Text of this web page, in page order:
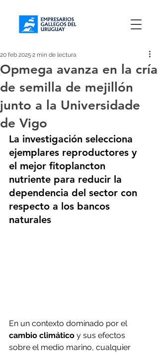
Opmega avanza en la cría
de semilla de mejillón
junto a la Universidade
de Vigo
20 feb 2025 2 min de lectura
La investigación selecciona
ejemplares reproductores y
el mejor fitoplancton
nutriente para reducir la
dependencia del sector con
respecto a los bancos
naturales
En un contexto dominado por el
cambio climático y sus efectos
sobre el medio marino, cualquier